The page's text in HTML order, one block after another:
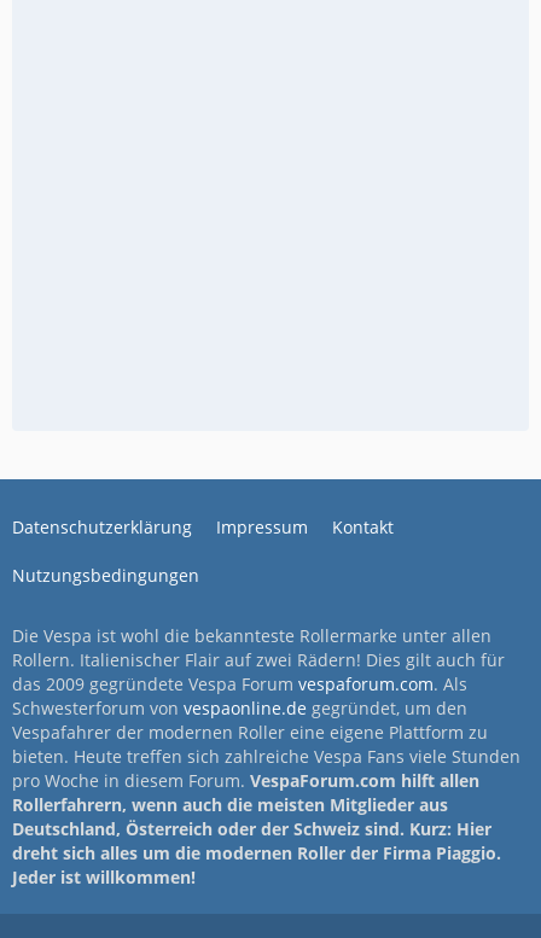
Datenschutzerklärung Impressum Kontakt
Nutzungsbedingungen
Die Vespa ist wohl die bekannteste Rollermarke unter allen
Rollern. Italienischer Flair auf zwei Rädern! Dies gilt auch für
das 2009 gegründete Vespa Forum vespaforum.com. Als
Schwesterforum von vespaonline.de gegründet, um den
Vespafahrer der modernen Roller eine eigene Plattform zu
bieten. Heute treffen sich zahlreiche Vespa Fans viele Stunden
pro Woche in diesem Forum. VespaForum.com hilft allen
Rollerfahrern, wenn auch die meisten Mitglieder aus
Deutschland, Österreich oder der Schweiz sind. Kurz: Hier
dreht sich alles um die modernen Roller der Firma Piaggio.
Jeder ist willkommen!